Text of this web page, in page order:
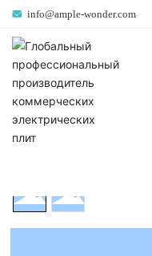
info@ample-wonder.com